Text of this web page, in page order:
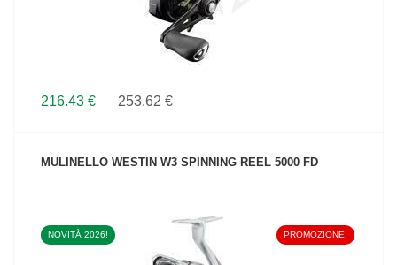
216.43 € 253.62 €
MULINELLO WESTIN W3 SPINNING REEL 5000 FD
VEDI IL PRODOTTO
NOVITÀ 2026! PROMOZIONE!